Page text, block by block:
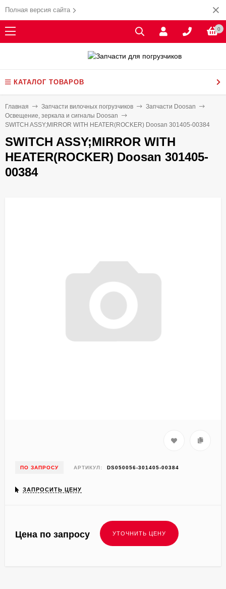
Полная версия сайта
0
КАТАЛОГ ТОВАРОВ
Главная Запчасти вилочных погрузчиков
Запчасти Doosan
Освещение, зеркала и сигналы Doosan
SWITCH ASSY;MIRROR WITH HEATER(ROCKER) Doosan 301405-00384
SWITCH ASSY;MIRROR WITH
HEATER(ROCKER) Doosan 301405-
00384
ПО ЗАПРОСУ АРТИКУЛ: DS050056-301405-00384
ЗАПРОСИТЬ ЦЕНУ
Цена по запросу